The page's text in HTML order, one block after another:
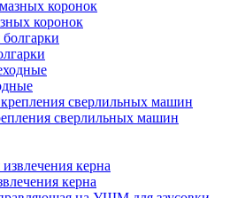
коронок
сверлильных машин
керна